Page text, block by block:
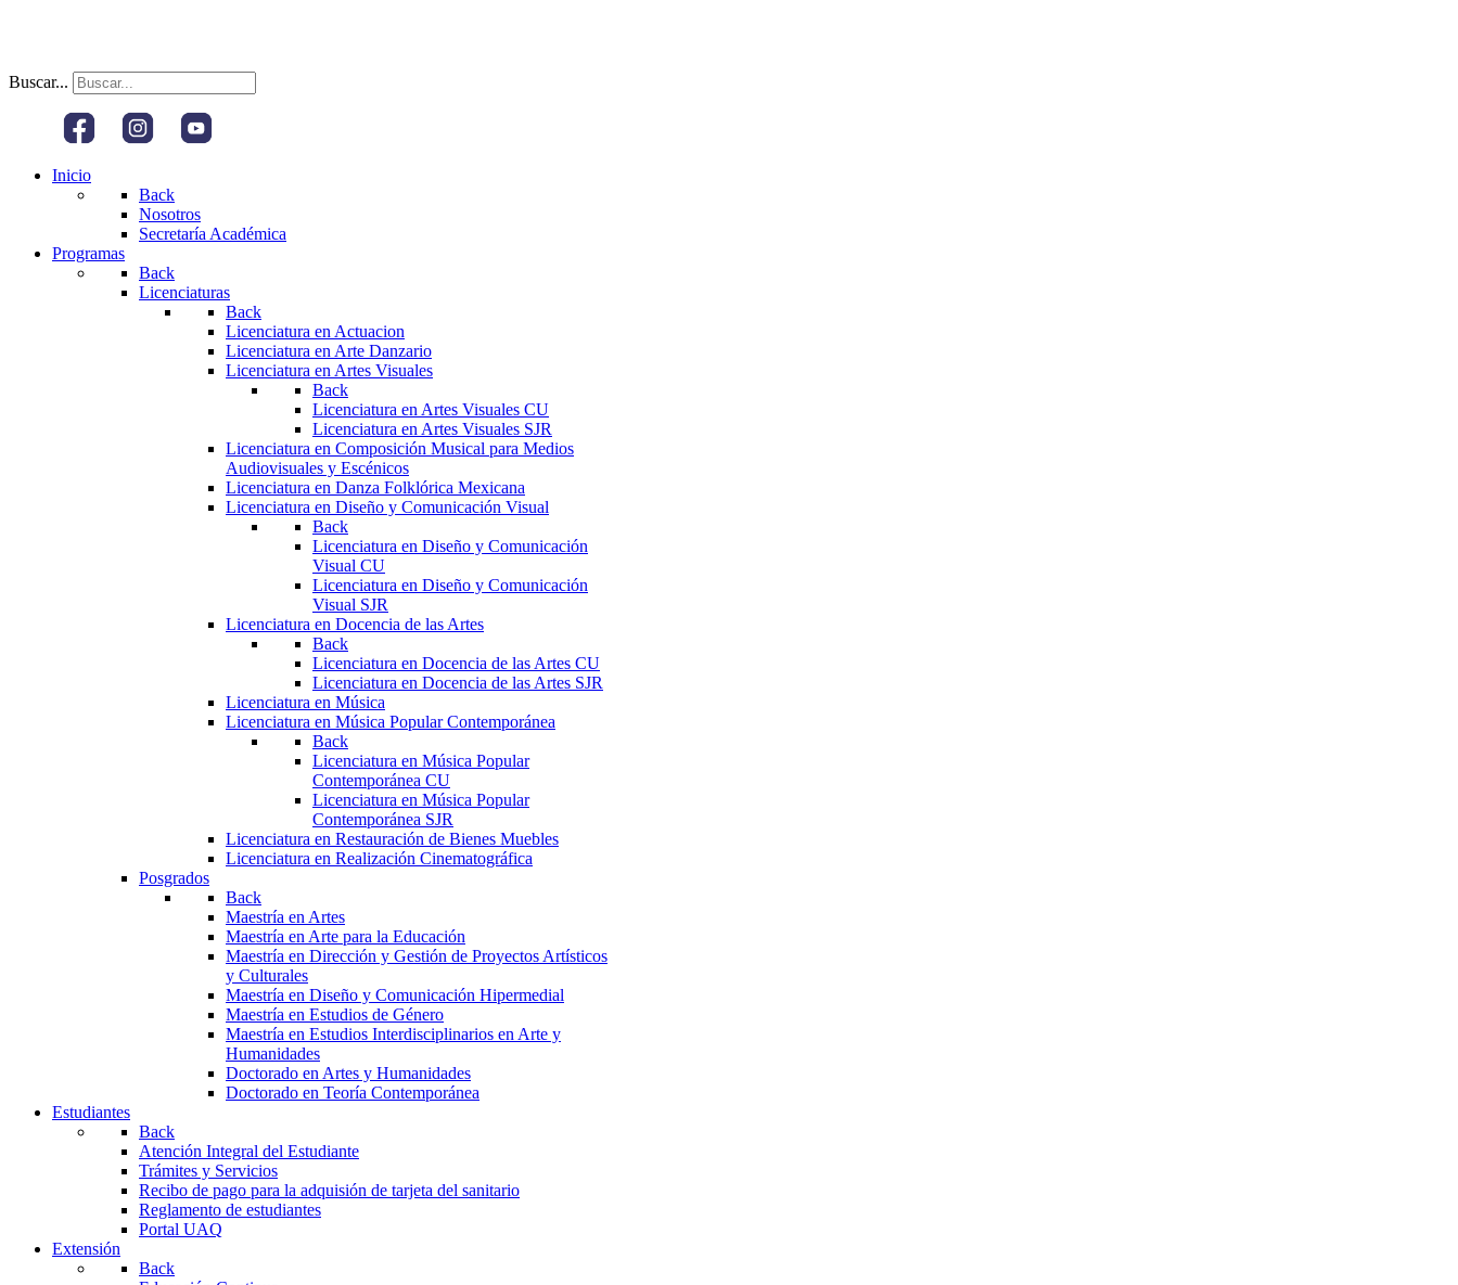
Buscar...
Inicio
Back
Nosotros
Secretaría Académica
Programas
Back
Licenciaturas
Back
Licenciatura en Actuacion
Licenciatura en Arte Danzario
Licenciatura en Artes Visuales
Back
Licenciatura en Artes Visuales CU
Licenciatura en Artes Visuales SJR
Licenciatura en Composición Musical para Medios
Audiovisuales y Escénicos
Licenciatura en Danza Folklórica Mexicana
Licenciatura en Diseño y Comunicación Visual
Back
Licenciatura en Diseño y Comunicación
Visual CU
Licenciatura en Diseño y Comunicación
Visual SJR
Licenciatura en Docencia de las Artes
Back
Licenciatura en Docencia de las Artes CU
Licenciatura en Docencia de las Artes SJR
Licenciatura en Música
Licenciatura en Música Popular Contemporánea
Back
Licenciatura en Música Popular
Contemporánea CU
Licenciatura en Música Popular
Contemporánea SJR
Licenciatura en Restauración de Bienes Muebles
Licenciatura en Realización Cinematográfica
Posgrados
Back
Maestría en Artes
Maestría en Arte para la Educación
Maestría en Dirección y Gestión de Proyectos Artísticos
y Culturales
Maestría en Diseño y Comunicación Hipermedial
Maestría en Estudios de Género
Maestría en Estudios Interdisciplinarios en Arte y
Humanidades
Doctorado en Artes y Humanidades
Doctorado en Teoría Contemporánea
Estudiantes
Back
Atención Integral del Estudiante
Trámites y Servicios
Recibo de pago para la adquisión de tarjeta del sanitario
Reglamento de estudiantes
Portal UAQ
Extensión
Back